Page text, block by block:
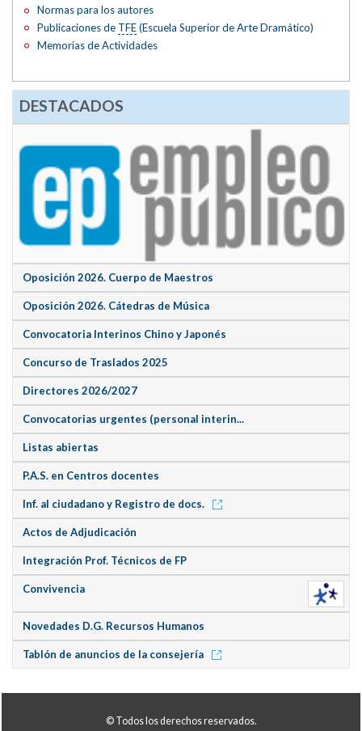
Normas para los autores
Publicaciones de TFE(Escuela Superior de Arte Dramático)
Memorias de Actividades
DESTACADOS
Oposición 2026. Cuerpo de Maestros
Oposición 2026. Cátedras de Música
Convocatoria Interinos Chino y Japonés
Concurso de Traslados 2025
Directores 2026/2027
Convocatorias urgentes (personal interin...
Listas abiertas
P.A.S. en Centros docentes
Inf. al ciudadano y Registro de docs.
Actos de Adjudicación
Integración Prof. Técnicos de FP
Convivencia
Novedades D.G. Recursos Humanos
Tablón de anuncios de la consejería
© Todos los derechos reservados.